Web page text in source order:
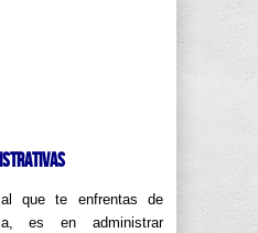
que te enfrentas de
es en administrar